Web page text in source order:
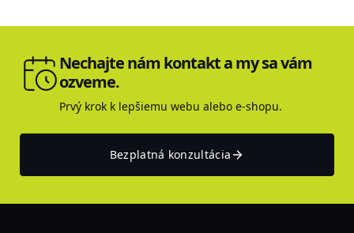
Nechajte nám kontakt a my sa vám
ozveme.
Prvý krok k lepšiemu webu alebo e-shopu.
Bezplatná konzultácia